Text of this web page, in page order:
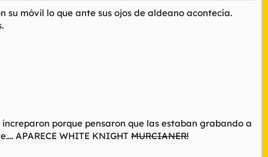
su móvil lo que ante sus ojos de aldeano acontecía.
porque pensaron que las estaban grabando a
APARECE WHITE KNIGHT MURCIANER!